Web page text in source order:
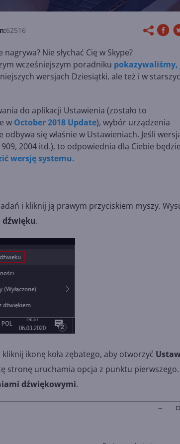
62516
Nie słychać Cię w Skype?
wcześniejszym poradniku
wersjach Dziesiątki, ale też i w
do aplikacji Ustawienia (zostało to
w October 2018 Update), wybór urządzenia
się właśnie w Ustawieniach. Jeśli
2004 itd.), to odpowiednia dla Ciebie będzie
wersję systemu.
i kliknij ją prawym przyciskiem myszy.
.
ikonę koła zębatego, aby otworzyć
stronę uruchamia opcja z punktu pierwszego.
dźwiękowymi.